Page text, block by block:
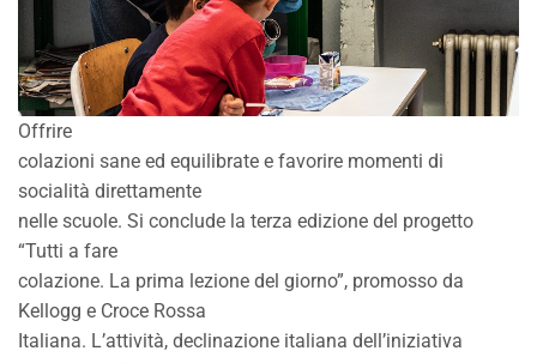
Offrire
colazioni sane ed equilibrate e favorire momenti di
socialità direttamente
nelle scuole. Si conclude la terza edizione del progetto
“Tutti a fare
colazione. La prima lezione del giorno”, promosso da
Kellogg e Croce Rossa
Italiana. L’attività, declinazione italiana dell’iniziativa